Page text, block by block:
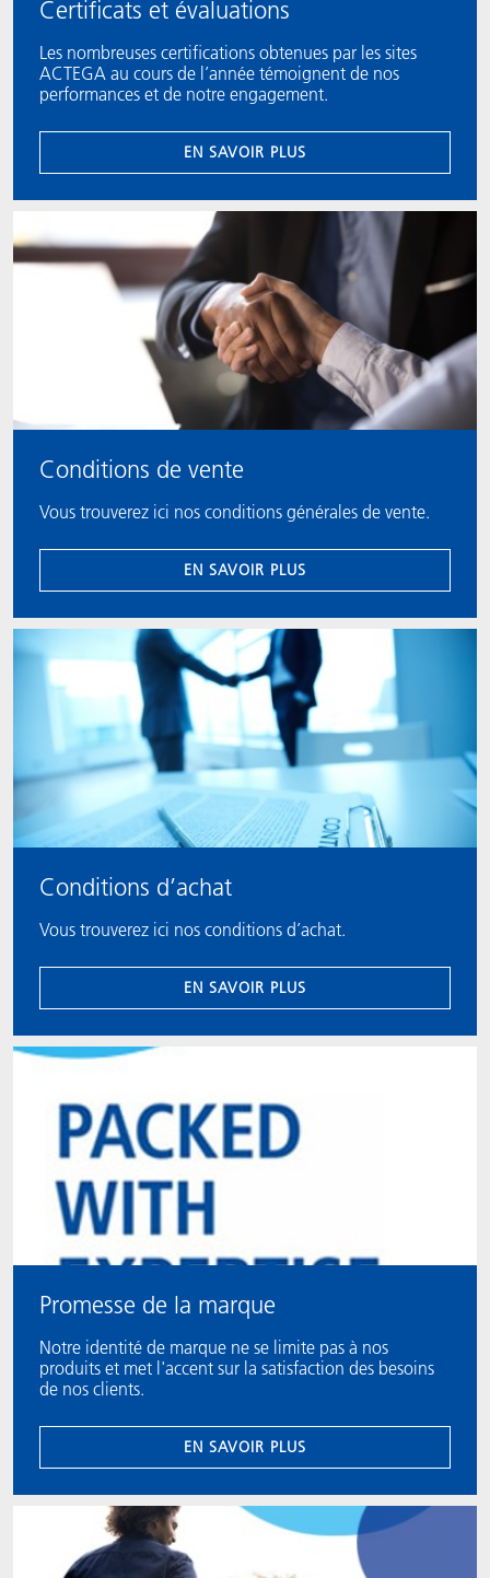
Certificats et évaluations
Les nombreuses certifications obtenues par les sites
ACTEGA au cours de l’année témoignent de nos
performances et de notre engagement.
EN SAVOIR PLUS
Conditions de vente
Vous trouverez ici nos conditions générales de vente.
EN SAVOIR PLUS
Conditions d’achat
Vous trouverez ici nos conditions d’achat.
EN SAVOIR PLUS
Promesse de la marque
Notre identité de marque ne se limite pas à nos
produits et met l'accent sur la satisfaction des besoins
de nos clients.
EN SAVOIR PLUS